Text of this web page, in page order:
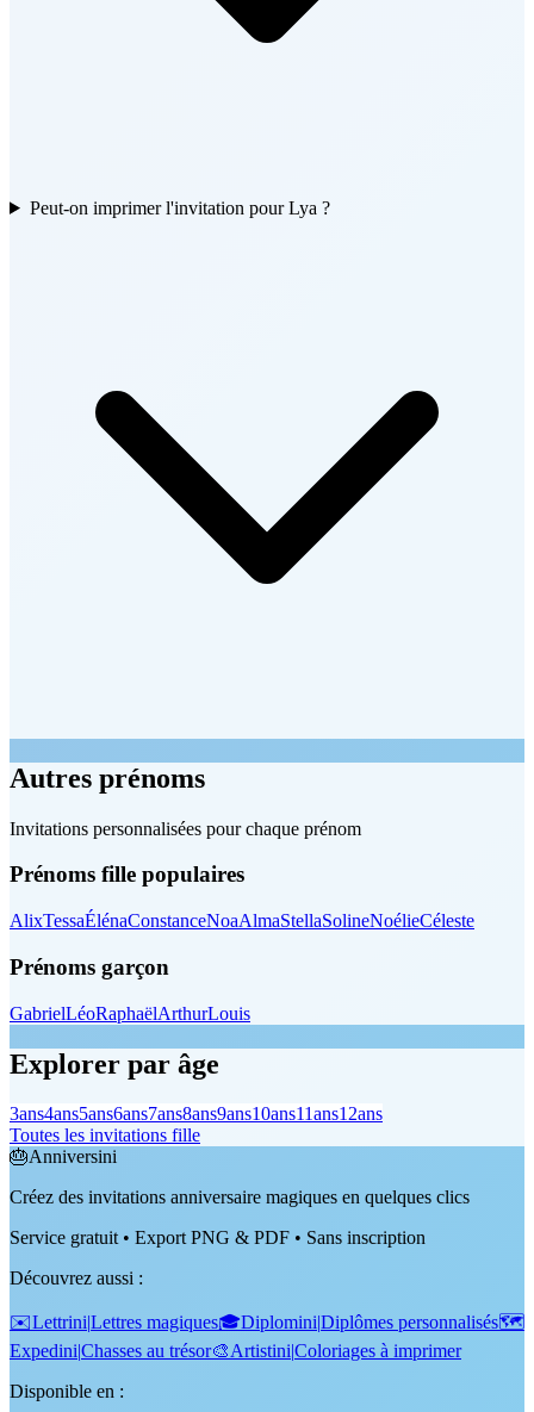
Peut-on imprimer l'invitation pour Lya ?
Autres prénoms
Invitations personnalisées pour chaque prénom
Prénoms fille populaires
AlixTessaÉlénaConstanceNoaAlmaStellaSolineNoélieCéleste
Prénoms garçon
GabrielLéoRaphaëlArthurLouis
Explorer par âge
3ans4ans5ans6ans7ans8ans9ans10ans11ans12ans
Toutes les invitations fille
🎂Anniversini
Créez des invitations anniversaire magiques en quelques clics
Service gratuit • Export PNG & PDF • Sans inscription
Découvrez aussi :
✉️Lettrini|Lettres magiques🎓Diplomini|Diplômes personnalisés🗺️
Expedini|Chasses au trésor🎨Artistini|Coloriages à imprimer
Disponible en :